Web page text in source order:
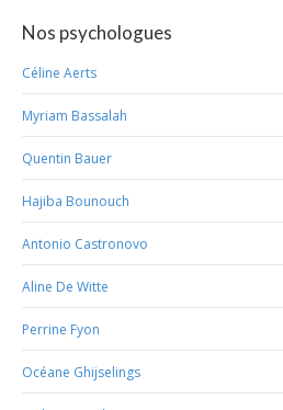
Nos psychologues
Céline Aerts
Myriam Bassalah
Quentin Bauer
Hajiba Bounouch
Antonio Castronovo
Aline De Witte
Perrine Fyon
Océane Ghijselings